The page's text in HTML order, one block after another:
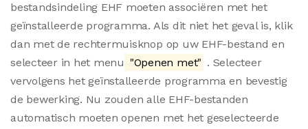
bestandsindeling EHF moeten associëren met het
geïnstalleerde programma. Als dit niet het geval is, klik
dan met de rechtermuisknop op uw EHF-bestand en
selecteer in het menu "Openen met" . Selecteer
vervolgens het geïnstalleerde programma en bevestig
de bewerking. Nu zouden alle EHF-bestanden
automatisch moeten openen met het geselecteerde